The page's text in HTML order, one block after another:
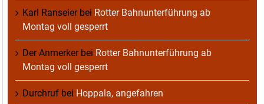
Karl Ranseierbei Rotter Bahnunterführung ab
Montag voll gesperrt
Der Anmerkerbei Rotter Bahnunterführung ab
Montag voll gesperrt
Durchruf bei Hoppala, angefahren